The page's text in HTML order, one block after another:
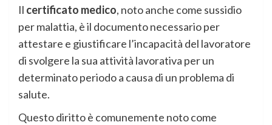
Il certificato medico, noto anche come sussidio
per malattia, è il documento necessario per
attestare e giustificare l’incapacità del lavoratore
di svolgere la sua attività lavorativa per un
determinato periodo a causa di un problema di
salute.
Questo diritto è comunemente noto come